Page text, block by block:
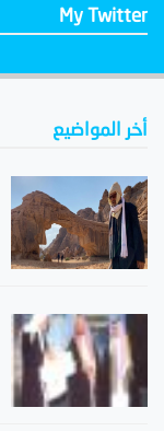
My Twitter
أخر المواضيع